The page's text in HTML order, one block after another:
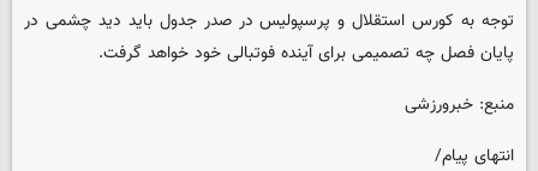
توجه به کورس استقلال و پرسپولیس در صدر جدول باید دید چشمی در
پایان فصل چه تصمیمی برای آینده فوتبالی خود خواهد گرفت.
منبع: خبرورزشی
انتهای پیام/